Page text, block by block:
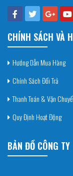
CHÍNH SÁCH VÀ
Hướng Dẫn Mua Hàng
Chính Sách Đổi Trả
Thanh Toán & Vận
Quy Định Hoạt Động
BẢN ĐỒ CÔNG TY